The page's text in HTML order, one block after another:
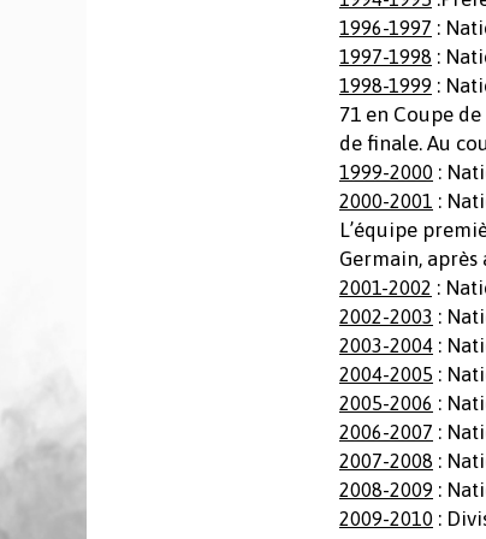
1996-1997 :
1997-1998 :
1998-1999 :
71 en Coupe
de finale. Au
1999-2000 :
2000-2001 :
L’équipe
Germain,
2001-2002 :
2002-2003 :
2003-2004 :
2004-2005 :
2005-2006 :
2006-2007 :
2007-2008 :
2008-2009 :
2009-2010 :